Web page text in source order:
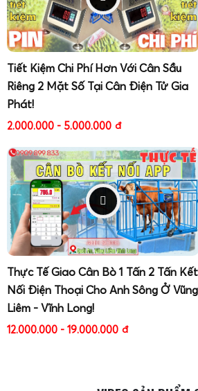
Tiết Kiệm Chi Phí Hơn Với Cân Sầu
Riêng 2 Mặt Số Tại Cân Điện Tử Gia
Phát!
2.000.000 - 5.000.000 đ
Thực Tế Giao Cân Bò 1 Tấn 2 Tấn Kết
Nối Điện Thoại Cho Anh Sông Ở Vũng
Liêm - Vĩnh Long!
12.000.000 - 19.000.000 đ